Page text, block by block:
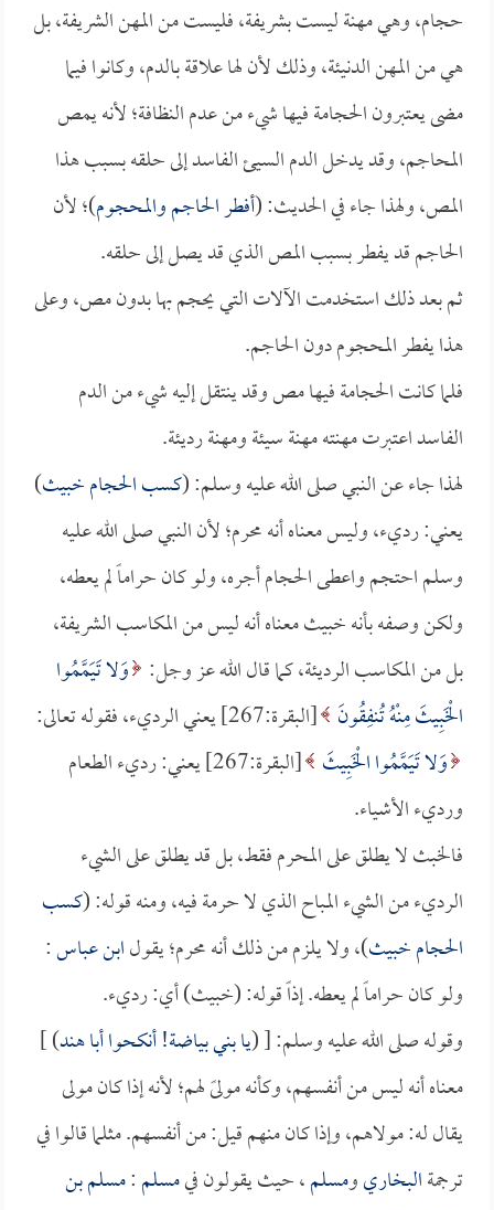
حجام، وهي مهنة ليست بشريفة، فليست من المهن الشريفة، بل
هي من المهن الدنيئة، وذلك لأن لها علاقة بالدم، وكانوا فيما
مضى يعتبرون الحجامة فيها شيء من عدم النظافة؛ لأنه يمص
المحاجم، وقد يدخل الدم السيئ الفاسد إلى حلقه بسبب هذا
المص، ولهذا جاء في الحديث: (أفطر الحاجم والمحجوم)؛ لأن
الحاجم قد يفطر بسبب المص الذي قد يصل إلى حلقه.
ثم بعد ذلك استخدمت الآلات التي يحجم بها بدون مص، وعلى
هذا يفطر المحجوم دون الحاجم.
فلما كانت الحجامة فيها مص وقد ينتقل إليه شيء من الدم
الفاسد اعتبرت مهنته مهنة سيئة ومهنة رديئة.
لهذا جاء عن النبي صلى الله عليه وسلم: (كسب الحجام خبيث)
يعني: رديء، وليس معناه أنه محرم؛ لأن النبي صلى الله عليه
وسلم احتجم واعطى الحجام أجره، ولو كان حراماً لم يعطه،
ولكن وصفه بأنه خبيث معناه أنه ليس من المكاسب الشريفة،
بل من المكاسب الرديئة، كما قال الله عز وجل: وَلا تَيَمَّمُوا
الْخَبِيثَ مِنْهُ تُنفِقُونَ [البقرة:267] يعني الرديء، فقوله تعالى:
وَلا تَيَمَّمُوا الْخَبِيثَ
[البقرة:267] يعني: رديء الطعام
ورديء الأشياء.
فالخبث لا يطلق على المحرم فقط، بل قد يطلق على الشيء
الرديء من الشيء المباح الذي لا حرمة فيه، ومنه قوله: (كسب
الحجام خبيث)، ولا يلزم من ذلك أنه محرم؛ يقولابن عباس:
ولو كان حراماً لم يعطه. إذاً قوله: (خبيث) أي: رديء.
وقوله صلى الله عليه وسلم: [ (يا بني بياضة! أنكحواأبا هند) ]
معناه أنه ليس من أنفسهم، وكأنه مولىً لهم؛ لأنه إذا كان مولى
يقال له: مولاهم، وإذا كان منهم قيل: من أنفسهم. مثلما قالوا في
ترجمةالبخاريومسلم، حيث يقولون فيمسلم:مسلم بن